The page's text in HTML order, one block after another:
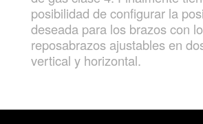
posibilidad de configurar la
deseada para los brazos con
reposabrazos ajustables en
vertical y horizontal.